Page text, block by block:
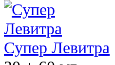
Супер Левитра